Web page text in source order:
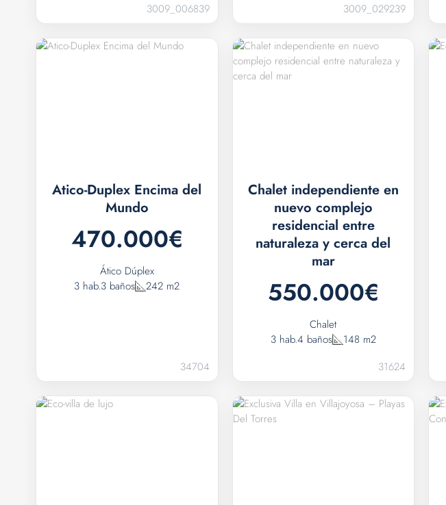
3009_006839 3009_029239
Atico-Duplex Encima del
Mundo
470.000€
Ático Dúplex
3 hab.3 baños 242 m2
34704
Chalet independiente en
nuevo complejo
residencial entre
naturaleza y cerca del
mar
550.000€
Chalet
3 hab.4 baños
148 m2
31624